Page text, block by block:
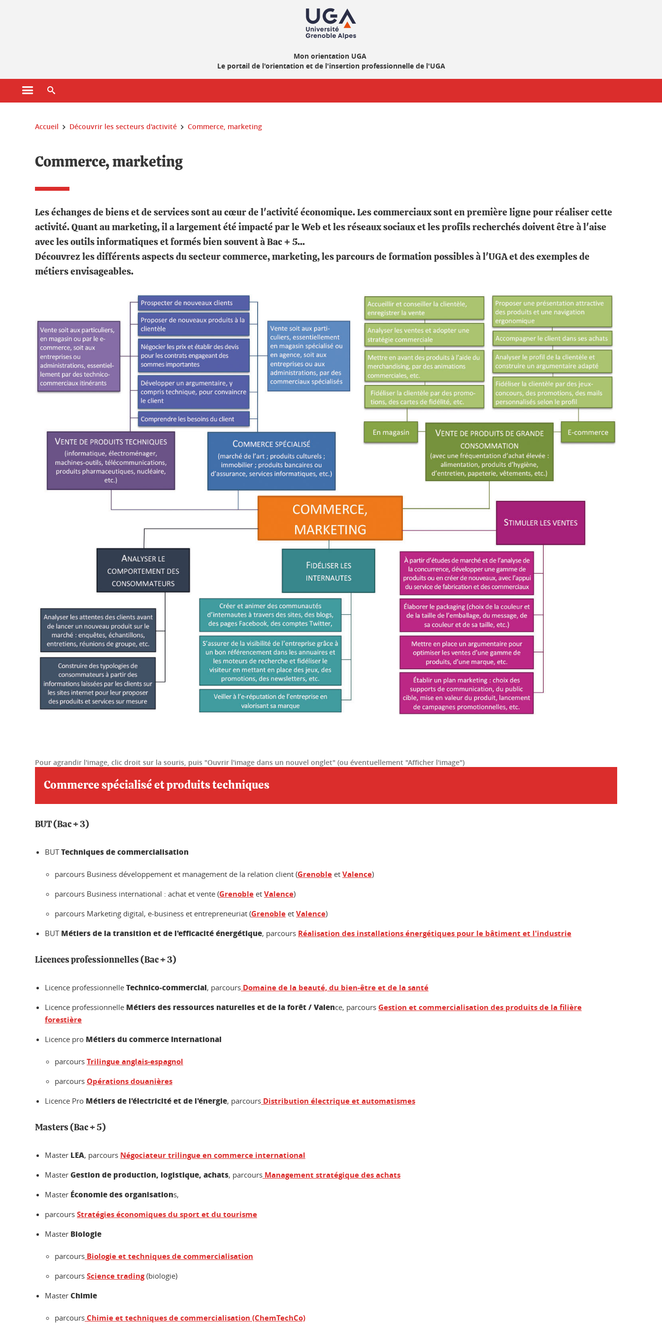
Mon orientation UGA
Le portail de l'orientation et de l'insertion professionnelle de l'UGA
Ouvrir le menu principal
Vous êtes ici :
Accueil Découvrir les secteurs d'activité Commerce, marketing
Commerce, marketing
Les échanges de biens et de services sont au cœur de l'activité économique. Les commerciaux sont en première ligne pour réaliser cette
activité. Quant au marketing, il a largement été impacté par le Web et les réseaux sociaux et les profils recherchés doivent être à l'aise
avec les outils informatiques et formés bien souvent à Bac + 5...
Découvrez les différents aspects du secteur commerce, marketing, les parcours de formation possibles à l'UGA et des exemples de
métiers envisageables.
Pour agrandir l'image, clic droit sur la souris, puis "Ouvrir l'image dans un nouvel onglet" (ou éventuellement "Afficher l'image")
Commerce spécialisé et produits techniques
BUT (Bac + 3)
BUTTechniques de commercialisation
parcours Business développement et management de la relation client (Grenoble et Valence)
parcours Business international : achat et vente (Grenoble et Valence)
parcours Marketing digital, e-business et entrepreneuriat (Grenoble et Valence)
BUTMétiers de la transition et de l'efficacité énergétique, parcours Réalisation des installations énergétiques pour le bâtiment et l'industrie
Licences professionnelles (Bac + 3)
Licence professionnelle Technico-commercial, parcours Domaine de la beauté, du bien-être et de la santé
Licence professionnelle Métiers des ressources naturelles et de la forêt / Valence, parcours Gestion et commercialisation des produits de la filière
forestière
Licence pro Métiers du commerce International
parcours Trilingue anglais-espagnol
parcours Opérations douanières
Licence Pro Métiers de l'électricité et de l'énergie, parcours Distribution électrique et automatismes
Masters (Bac + 5)
Master LEA, parcours Négociateur trilingue en commerce international
Master Gestion de production, logistique, achats, parcours Management stratégique des achats
Master Économie des organisations,
parcours Stratégies économiques du sport et du tourisme
Master Biologie
parcours Biologie et techniques de commercialisation
parcours Science trading(biologie)
Master Chimie
parcours Chimie et techniques de commercialisation (ChemTechCo)